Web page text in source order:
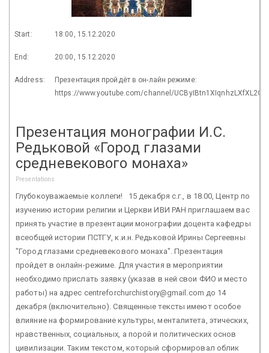
Start: 18:00, 15.12.2020
End: 20:00, 15.12.2020
Address:
Презентация пройдёт в он-лайн режиме:
https://www.youtube.com/channel/
Презентация монографии И.С.
Редьковой «Город глазами
средневекового монаха»
Presentations
Глубокоуважаемые коллеги! 15 декабря с.г., в 18.00, Центр по
изучению истории религии и Церкви ИВИ РАН приглашаем вас
принять участие в презентации монографии доцента кафедры
всеобщей истории ПСТГУ, к.и.н. Редьковой Ирины Сергеевны
"Город глазами средневекового монаха". Презентация
пройдет в онлайн-режиме. Для участия в мероприятии
необходимо прислать заявку (указав в ней свои ФИО и место
работы) на адрес centreforchurchistory@gmail.com до 14
декабря (включительно). Священные тексты имеют особое
влияние на формирование культуры, менталитета, этических,
нравственных, социальных, а порой и политических основ
цивилизации. Таким текстом, который сформировал облик